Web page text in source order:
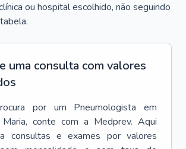
ou hospital escolhido, não seguindo
uma consulta com valores
por um Pneumologista
em
, conte com a Medprev. Aqui
consultas e exames por valores